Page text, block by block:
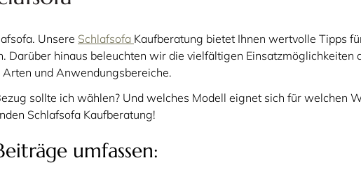
Unsere Schlafsofa Kaufberatung bietet Ihnen wertvolle Tipps
hinaus beleuchten wir die vielfältigen Einsatzmöglichkeiten
und Anwendungsbereiche.
sollte ich wählen? Und welches Modell eignet sich für welchen
Schlafsofa Kaufberatung!
umfassen: